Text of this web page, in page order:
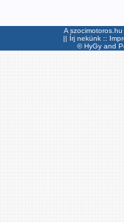
A
|| Írj nekünk ::
©HyGyand